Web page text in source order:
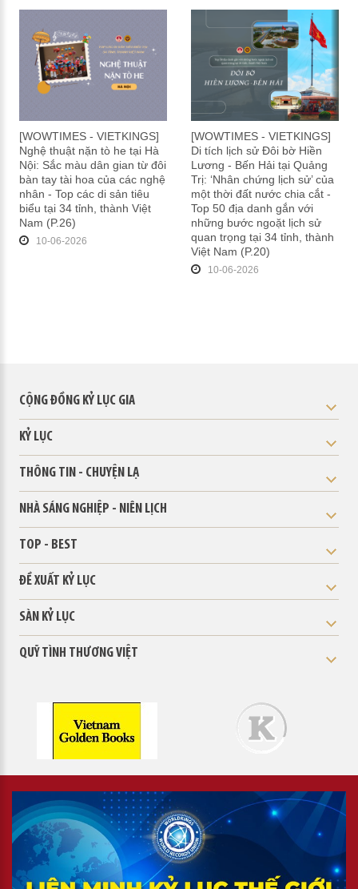
[WOWTIMES - VIETKINGS]
Nghệ thuật nặn tò he tại Hà
Nội: Sắc màu dân gian từ đôi
bàn tay tài hoa của các nghệ
nhân - Top các di sản tiêu
biểu tại 34 tỉnh, thành Việt
Nam (P.26)
10-06-2026
[WOWTIMES - VIETKINGS]
Di tích lịch sử Đôi bờ Hiền
Lương - Bến Hải tại Quảng
Trị: ‘Nhân chứng lịch sử’ của
một thời đất nước chia cắt -
Top 50 địa danh gắn với
những bước ngoặt lịch sử
quan trọng tại 34 tỉnh, thành
Việt Nam (P.20)
10-06-2026
CỘNG ĐỒNG KỶ LỤC GIA
KỶ LỤC
THÔNG TIN - CHUYỆN LẠ
NHÀ SÁNG NGHIỆP - NIÊN LỊCH
TOP - BEST
ĐỀ XUẤT KỶ LỤC
SÀN KỶ LỤC
QUỸ TÌNH THƯƠNG VIỆT